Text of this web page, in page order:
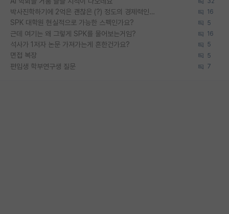
박사진학하기에 2억은 괜찮은 (?) 정도의 경제력인가요 16
SPK 대학원 현실적으로 가능한 스펙인가요? 5
근데 여기는 왜 그렇게 SPK를 물어보는거임? 16
석사가 1저자 논문 가져가는게 흔한건가요? 5
면접 복장 5
편입생 학부연구생 질문 7